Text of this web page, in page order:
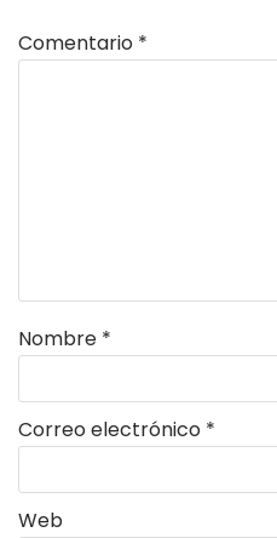
Comentario *
Nombre *
Correo electrónico *
Web